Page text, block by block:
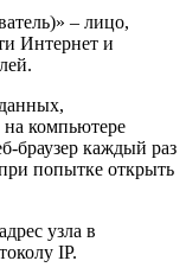
– лицо,
Интернет и
компьютере
браузер каждый раз
попытке открыть
узла в
IP.